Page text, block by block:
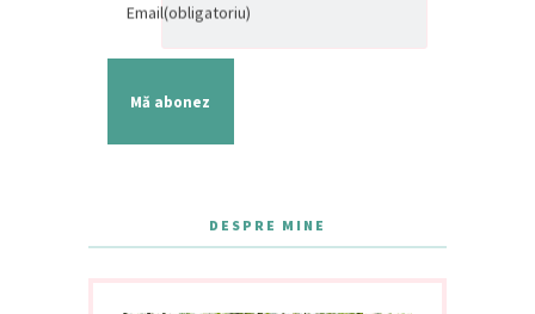
Email(obligatoriu)
Mă abonez
DESPRE MINE